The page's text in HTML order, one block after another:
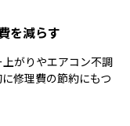
を減らす
がりやエアコン不調
修理費の節約にもつ